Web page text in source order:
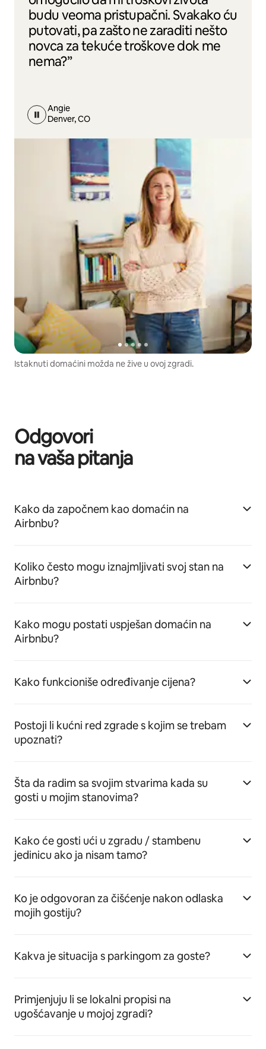
budu veoma pristupačni. Svakako ću
putovati, pa zašto ne zaraditi nešto
novca za tekuće troškove dok me
nema?”
Angie
Denver, CO
Istaknuti domaćini možda ne žive u ovoj zgradi.
Odgovori
na vaša pitanja
Kako da započnem kao domaćin na
Airbnbu?
Koliko često mogu iznajmljivati svoj stan na
Airbnbu?
Kako mogu postati uspješan domaćin na
Airbnbu?
Kako funkcioniše određivanje cijena?
Postoji li kućni red zgrade s kojim se trebam
upoznati?
Šta da radim sa svojim stvarima kada su
gosti u mojim stanovima?
Kako će gosti ući u zgradu / stambenu
jedinicu ako ja nisam tamo?
Ko je odgovoran za čišćenje nakon odlaska
mojih gostiju?
Kakva je situacija s parkingom za goste?
Primjenjuju li se lokalni propisi na
ugošćavanje u mojoj zgradi?